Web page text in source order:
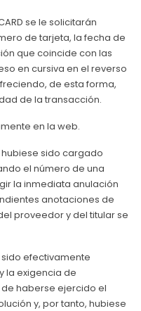
se le solicitarán
de tarjeta, la fecha de
que coincide con las
en cursiva en el reverso
de esta forma,
de la transacción.
en la web.
sido cargado
el número de una
la inmediata anulación
anotaciones de
proveedor y del titular se
efectivamente
la exigencia de
haberse ejercido el
y, por tanto, hubiese